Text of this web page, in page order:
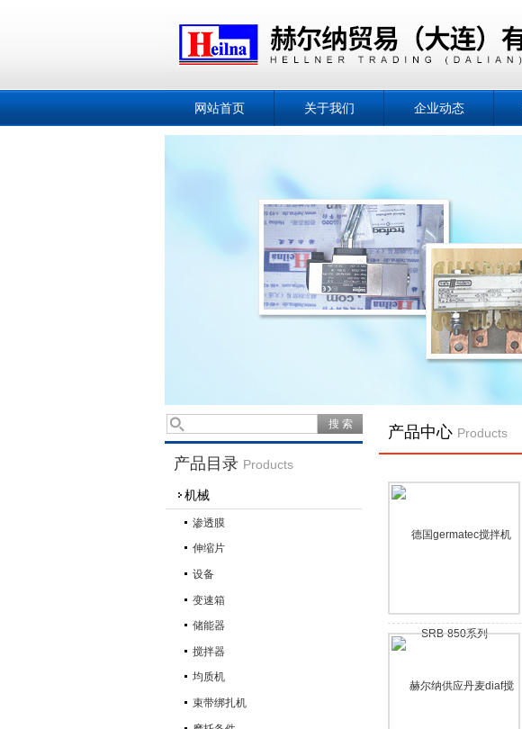
网站首页 关于我们 企业动态
产品目录 Products
机械
渗透膜
伸缩片
设备
变速箱
储能器
搅拌器
均质机
束带绑扎机
产品中心 Products